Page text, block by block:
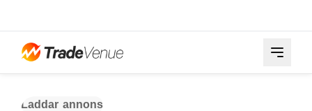
Laddar annons